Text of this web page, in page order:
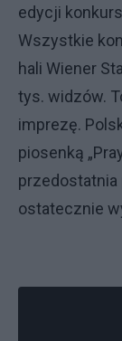
edycji
Wszystkie
hali Wiener
tys. widzów.
imprezę.
piosenką
przedostatnia
ostatecznie